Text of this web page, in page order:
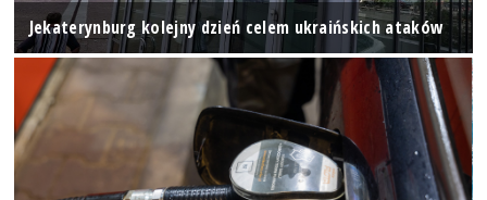
Jekaterynburg kolejny dzień celem ukraińskich ataków